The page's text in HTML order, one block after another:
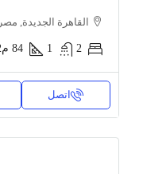
القاهرة الجديدة, مصر
2
1
84 م2
اتصل